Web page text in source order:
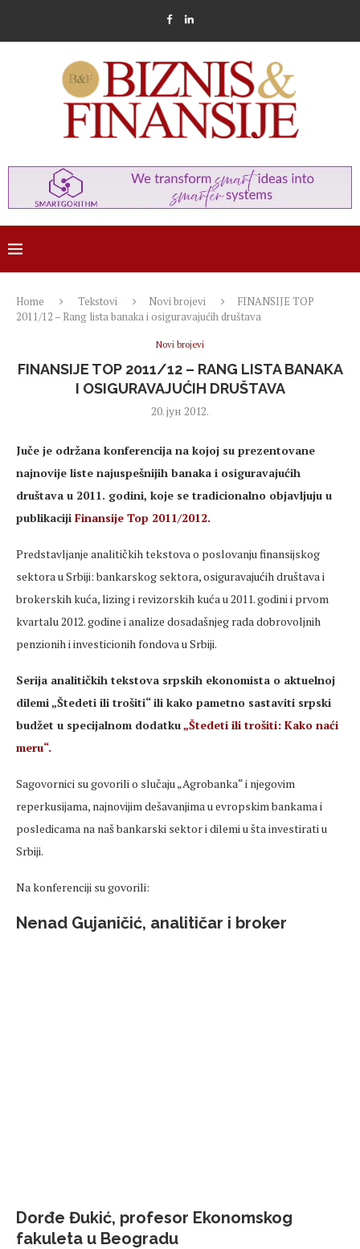
Home Tekstovi Novi brojevi
FINANSIJE TOP
2011/12 – Rang lista banaka i osiguravajućih društava
Novi brojevi
FINANSIJE TOP 2011/12 – RANG LISTA BANAKA
I OSIGURAVAJUĆIH DRUŠTAVA
20. јун 2012.
Juče je održana konferencija na kojoj su prezentovane
najnovije liste najuspešnijih banaka i osiguravajućih
društava u 2011. godini, koje se tradicionalno objavljuju u
publikaciji Finansije Top 2011/2012.
Predstavljanje analitičkih tekstova o poslovanju finansijskog
sektora u Srbiji: bankarskog sektora, osiguravajućih društava i
brokerskih kuća, lizing i revizorskih kuća u 2011. godini i prvom
kvartalu 2012. godine i analize dosadašnjeg rada dobrovoljnih
penzionih i investicionih fondova u Srbiji.
Serija analitičkih tekstova srpskih ekonomista o aktuelnoj
dilemi „Štedeti ili trošiti“ ili kako pametno sastaviti srpski
budžet u specijalnom dodatku„Štedeti ili trošiti: Kako naći
meru“.
Sagovornici su govorili o slučaju „Agrobanka“ i njegovim
reperkusijama, najnovijim dešavanjima u evropskim bankama i
posledicama na naš bankarski sektor i dilemi u šta investirati u
Srbiji.
Na konferenciji su govorili:
Nenad Gujaničić, analitičar i broker
Dorđe Đukić, profesor Ekonomskog
fakuleta u Beogradu